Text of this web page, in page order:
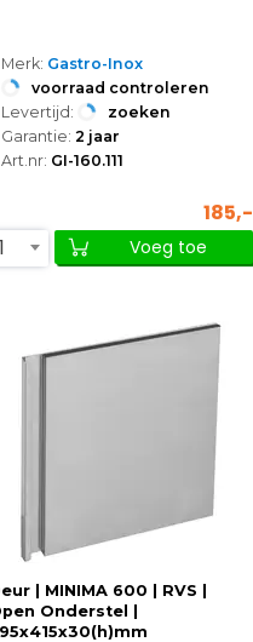
Merk: Gastro-Inox
voorraad controleren
Levertijd: zoeken
Garantie: 2 jaar
Art.nr: GI-160.111
185,-
1
Voeg toe
| MINIMA 600 | RVS |
Onderstel |